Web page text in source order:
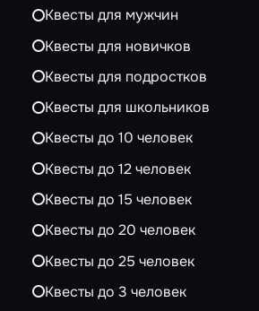
Квесты для мужчин
Квесты для новичков
Квесты для подростков
Квесты для школьников
Квесты до 10 человек
Квесты до 12 человек
Квесты до 15 человек
Квесты до 20 человек
Квесты до 25 человек
Квесты до 3 человек